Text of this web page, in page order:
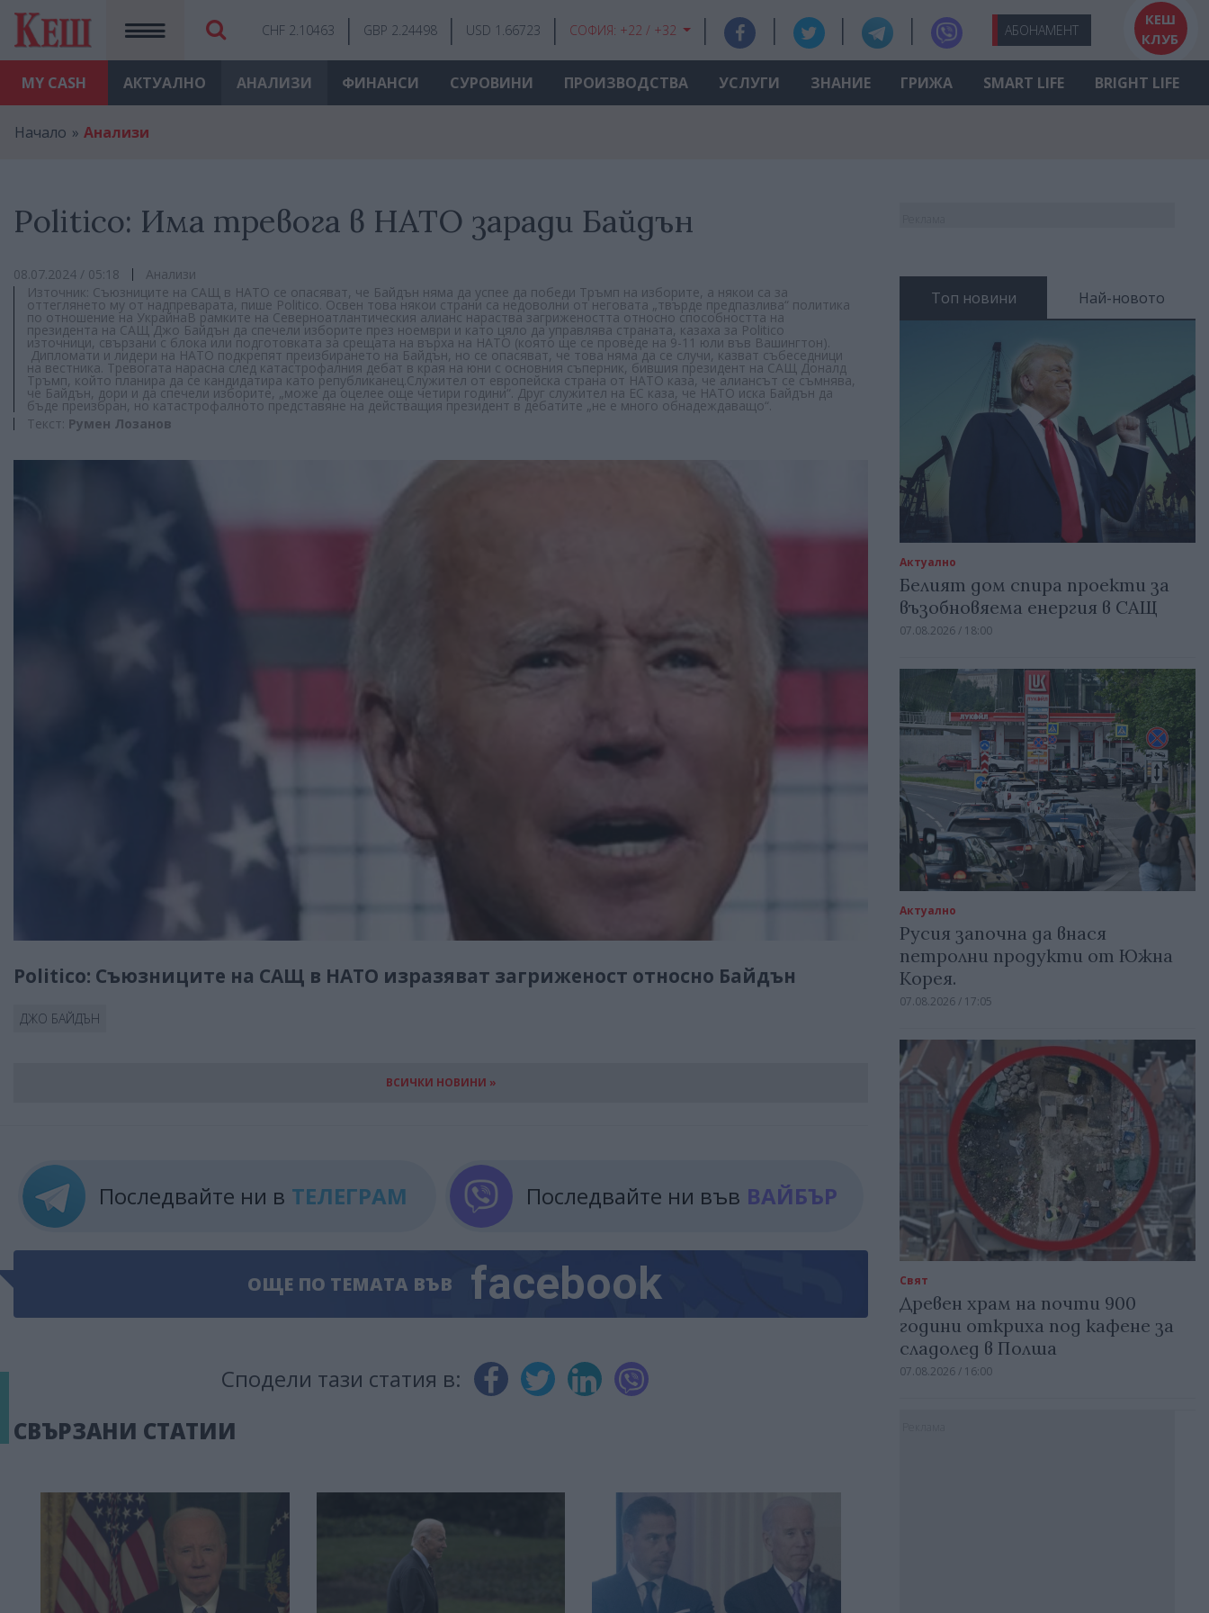
MY CASH
CHF 2.10463 GBP 2.24498 USD 1.66723 СОФИЯ: +22 / +32 АБОНАМЕНТ
КЕШ
КЛУБ
АКТУАЛНО АНАЛИЗИ ФИНАНСИ СУРОВИНИ ПРОИЗВОДСТВА УСЛУГИ ЗНАНИЕ ГРИЖА SMART LIFE BRIGHT LIFE
Начало Анализи
Politico: Има тревога в НАТО заради Байдън
08.07.2024 / 05:18
Анализи
Източник: Съюзниците на САЩ в НАТО се опасяват, че Байдън няма да успее да победи Тръмп на изборите, а някои са за
оттеглянето му от надпреварата, пише Politico. Освен това някои страни са недоволни от неговата „твърде предпазлива“ политика
по отношение на УкрайнаВ рамките на Северноатлантическия алианс нараства загрижеността относно способността на
президента на САЩ Джо Байдън да спечели изборите през ноември и като цяло да управлява страната, казаха за Politico
източници, свързани с блока или подготовката за срещата на върха на НАТО (която ще се проведе на 9-11 юли във Вашингтон).
Дипломати и лидери на НАТО подкрепят преизбирането на Байдън, но се опасяват, че това няма да се случи, казват събеседници
на вестника. Тревогата нарасна след катастрофалния дебат в края на юни с основния съперник, бившия президент на САЩ Доналд
Тръмп, който планира да се кандидатира като републиканец.Служител от европейска страна от НАТО каза, че алиансът се съмнява,
че Байдън, дори и да спечели изборите, „може да оцелее още четири години“. Друг служител на ЕС каза, че НАТО иска Байдън да
бъде преизбран, но катастрофалното представяне на действащия президент в дебатите „не е много обнадеждаващо“.
Текст: Румен Лозанов
Politico: Съюзниците на САЩ в НАТО изразяват загриженост относно Байдън
ДЖО БАЙДЪН
ВСИЧКИ НОВИНИ »
Последвайте ни в ТЕЛЕГРАМ Последвайте ни във ВАЙБЪР
ОЩЕ ПО ТЕМАТА ВЪВ facebook
Сподели тази статия в:
СВЪРЗАНИ СТАТИИ
Топ новини Най-новото
Актуално
Белият дом спира проекти за
възобновяема енергия в САЩ
07.08.2026 / 18:00
Актуално
Русия започна да внася
петролни продукти от Южна
Корея.
07.08.2026 / 17:05
Свят
Древен храм на почти 900
години откриха под кафене за
сладолед в Полша
07.08.2026 / 16:00